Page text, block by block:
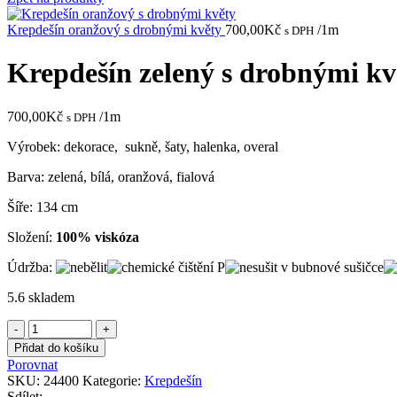
Krepdešín oranžový s drobnými květy 700,00Kč s DPH /1m
Krepdešín zelený s drobnými
700,00Kč s DPH /1m
Výrobek: dekorace, sukně, šaty, halenka, overal
Barva: zelená, bílá, oranžová, fialová
Šíře: 134 cm
Složení: 100% viskóza
Údržba:
5.6 skladem
Krepdešín
zelený
s
drobnými
květy
Přidat do košíku
Porovnat
SKU: 24400 Kategorie: Krepdešín